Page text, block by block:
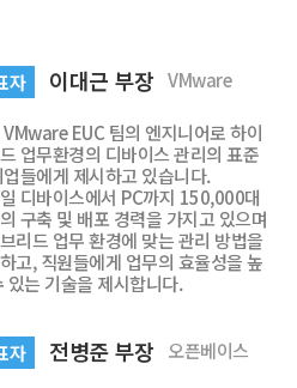
자 이대근 부장 VMware
EUC 팀의 엔지니어로 하이
업무환경의 디바이스 관리의 표준
들에게 제시하고 있습니다.
디바이스에서 PC까지 150,000대
구축 및 배포 경력을 가지고 있으며
리드 업무 환경에 맞는 관리 방법을
고, 직원들에게 업무의 효율성을 높
있는 기술을 제시합니다.
자 전병준 부장 오픈베이스